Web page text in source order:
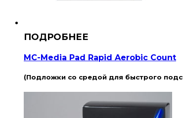
MC-Media Pad Rapid Aerobic Count
(Подложки со средой для быстрого